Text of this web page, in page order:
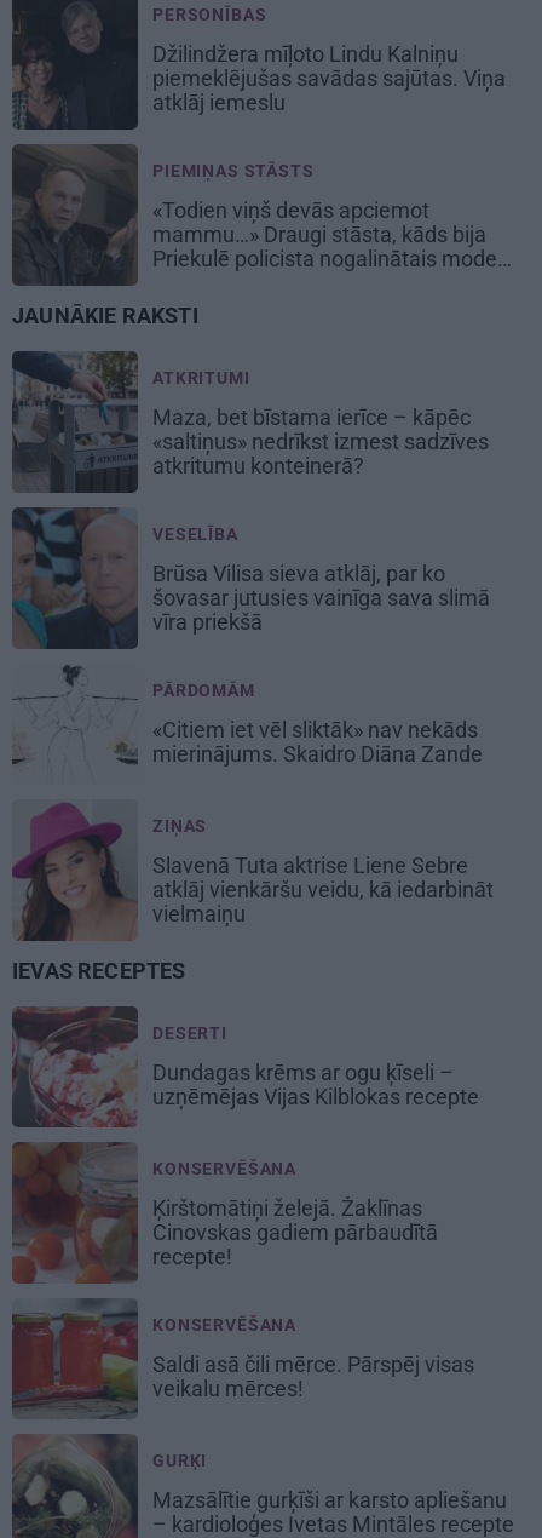
PERSONĪBAS
Džilindžera mīļoto Lindu Kalniņu
piemeklējušas savādas sajūtas. Viņa
atklāj iemeslu
PIEMIŅAS STĀSTS
«Todien viņš devās apciemot
mammu…» Draugi stāsta, kāds bija
Priekulē policista nogalinātais modes
JAUNĀKIE RAKSTI
ATKRITUMI
Maza, bet bīstama ierīce – kāpēc
«saltiņus» nedrīkst izmest sadzīves
atkritumu konteinerā?
VESELĪBA
Brūsa Vilisa sieva atklāj, par ko
šovasar jutusies vainīga sava slimā
vīra priekšā
PĀRDOMĀM
«Citiem iet vēl sliktāk» nav nekāds
mierinājums. Skaidro Diāna Zande
ZIŅAS
Slavenā Tuta aktrise Liene Sebre
atklāj vienkāršu veidu, kā iedarbināt
vielmaiņu
IEVAS RECEPTES
DESERTI
Dundagas krēms ar ogu ķīseli –
uzņēmējas Vijas Kilblokas recepte
KONSERVĒŠANA
Ķirštomātiņi želejā. Žaklīnas
Cinovskas gadiem pārbaudītā
recepte!
KONSERVĒŠANA
Saldi asā čili mērce. Pārspēj visas
veikalu mērces!
GURĶI
Mazsālītie gurķīši ar karsto apliešanu
– kardioloģes Ivetas Mintāles recepte